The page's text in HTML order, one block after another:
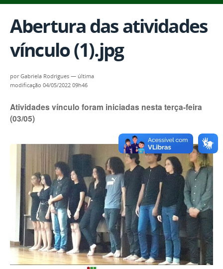
Abertura das atividades
vínculo (1).jpg
porGabriela Rodrigues — última
modificação 04/05/2022 09h46
Atividades vínculo foram iniciadas nesta terça-feira
(03/05)